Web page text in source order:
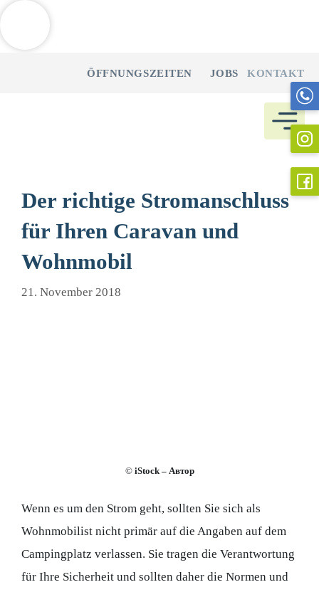
ÖFFNUNGSZEITEN JOBS KONTAKT
Der richtige Stromanschluss
für Ihren Caravan und
Wohnmobil
21. November 2018
© iStock – Автор
Wenn es um den Strom geht, sollten Sie sich als
Wohnmobilist nicht primär auf die Angaben auf dem
Campingplatz verlassen. Sie tragen die Verantwortung
für Ihre Sicherheit und sollten daher die Normen und